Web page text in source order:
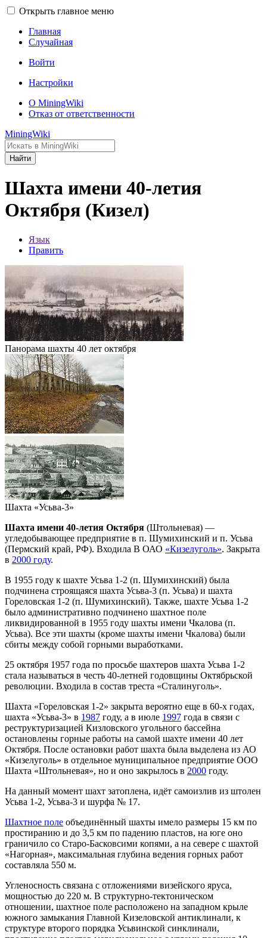
Открыть главное меню
Главная
Случайная
Войти
Настройки
О MiningWiki
Отказ от ответственности
MiningWiki
Найти
Шахта имени 40-летия
Октября (Кизел)
Язык
Править
Панорама шахты 40 лет октября
Шахта «Усьва-3»
Шахта имени 40-летия Октября (Штольневая) —
угледобывающее предприятие в п. Шумихинский и п. Усьва
(Пермский край, РФ). Входила В ОАО «Кизелуголь». Закрыта
в 2000 году.
В 1955 году к шахте Усьва 1-2 (п. Шумихинский) была
подчинена строящаяся шахта Усьва-3 (п. Усьва) и шахта
Гореловская 1-2 (п. Шумихинский). Также, шахте Усьва 1-2
было административно подчинено шахтное поле
ликвидированной в 1955 году шахты имени Чкалова (п.
Усьва). Все эти шахты (кроме шахты имени Чкалова) были
сбиты между собой горными выработками.
25 октября 1957 года по просьбе шахтеров шахта Усьва 1-2
стала называться в честь 40-летней годовщины Октябрьской
революции. Входила в состав треста «Сталинуголь».
Шахта «Гореловская 1-2» закрыта вероятно еще в 60-х годах,
шахта «Усьва-3» в 1987 году, а в июле 1997 года в связи с
реструктуризацией Кизловского угольного бассейна
остановлены горные работы на самой шахте имени 40 лет
Октября. После остановки работ шахта была выделена из АО
«Кизелуголь» в отдельное муниципальное предприятие ООО
Шахта «Штольневая», но и оно закрылось в 2000 году.
На данный момент шахт затоплена, идёт самоизлив из штолен
Усьва 1-2, Усьва-3 и шурфа № 17.
Шахтное поле объединённый шахты имело размеры 15 км по
простиранию и до 3,5 км по падению пластов, на юге оно
граничило со Старо-Басковсими копями, а на севере с шахтой
«Нагорная», максимальная глубина ведения горных работ
составляла 550 м.
Угленосность связана с отложениями визейского яруса,
мощностью до 220 м. В структурно-тектоническом
отношении, шахтное поле расположено на западном крыле
южного замыкания Главной Кизеловской антиклинали, к
структуре второго порядка Усьвинской синклинали,